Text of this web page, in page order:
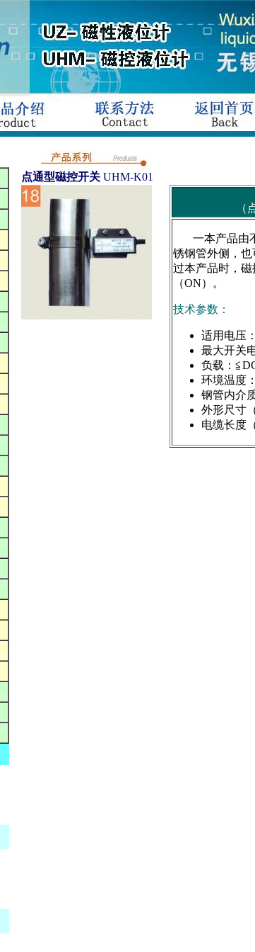
点通型磁控开关 UHM-K01
一本产品由不
锈钢管外侧，
过本产品时，
（ON）。
技术参数：
适用电压
最大开关
负载：
环境温度
钢管内介
外形尺寸
电缆长度